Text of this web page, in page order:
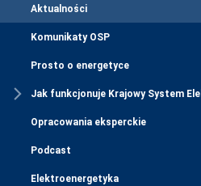
Aktualności
Komunikaty OSP
Prosto o energetyce
Jak funkcjonuje Krajowy System
Opracowania eksperckie
Podcast
Elektroenergetyka